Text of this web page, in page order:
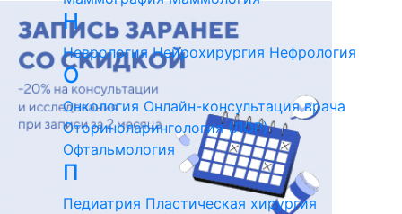
Н
Неврология Нейрохирургия Нефрология
О
Онкология Онлайн-консультация врача
Оториноларингология (ЛОР)
Офтальмология
П
Педиатрия Пластическая хирургия